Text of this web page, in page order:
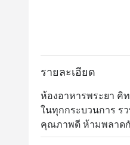
รายละเอียด
ห้องอาหารพระยา คิ
ในทุกกระบวนการ ร
คุณภาพดี ห้ามพลาดกั
เมี่ยมจาก บุชเชอรี่ ซี